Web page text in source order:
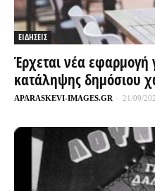
ΕΙΔΗΣΕΙΣ
Έρχεται νέα εφαρμογή
κατάληψης δημόσιου
APARASKEVI-IMAGES.GR - 21/09/